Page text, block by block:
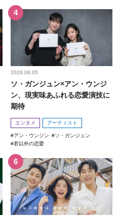
2026.08.05
ソ・ガンジュン×アン・ウンジ
ン、現実味あふれる恋愛演技に
期待
エンタメ アーティスト
アン・ウンジン
ソ・ガンジュン
君以外の恋愛